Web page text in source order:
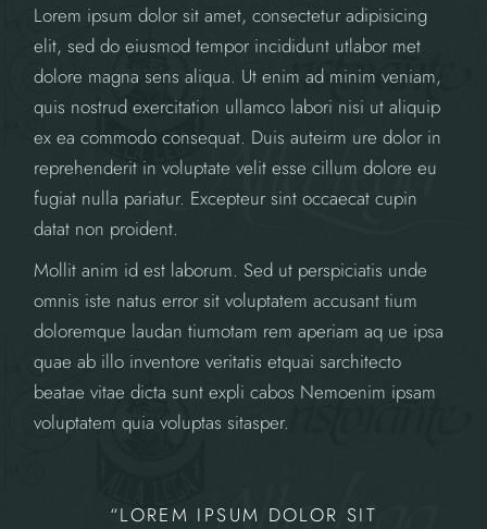
Lorem ipsum dolor sit amet, consectetur adipisicing
elit, sed do eiusmod tempor incididunt utlabor met
dolore magna sens aliqua. Ut enim ad minim veniam,
quis nostrud exercitation ullamco labori nisi ut aliquip
ex ea commodo consequat. Duis auteirm ure dolor in
reprehenderit in voluptate velit esse cillum dolore eu
fugiat nulla pariatur. Excepteur sint occaecat cupin
datat non proident.
Mollit anim id est laborum. Sed ut perspiciatis unde
omnis iste natus error sit voluptatem accusant tium
doloremque laudan tiumotam rem aperiam aq ue ipsa
quae ab illo inventore veritatis etquai sarchitecto
beatae vitae dicta sunt expli cabos Nemoenim ipsam
voluptatem quia voluptas sitasper.
“LOREM IPSUM DOLOR SIT